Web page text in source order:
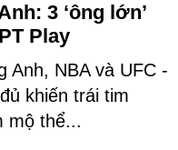
3 ‘ông lớn’
Play
Anh, NBA và UFC -
khiến trái tim
mộ thể...